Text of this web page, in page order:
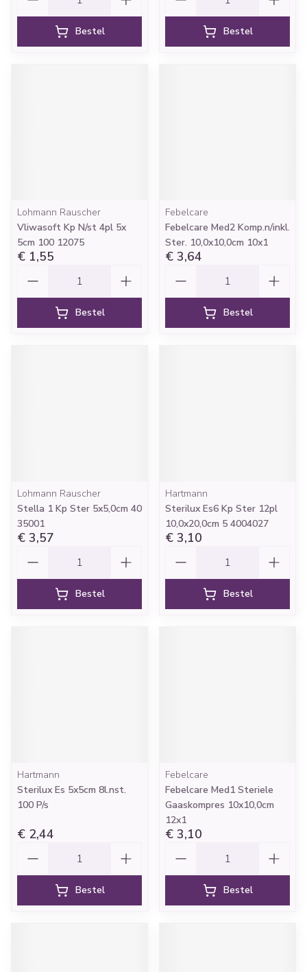
Bestel Bestel
Lohmann Rauscher
Vliwasoft Kp N/st 4pl 5x
5cm 100 12075
€ 1,55
Bestel
Febelcare
Febelcare Med2 Komp.n/inkl.
Ster. 10,0x10,0cm 10x1
€ 3,64
Bestel
Lohmann Rauscher
Stella 1 Kp Ster 5x5,0cm 40
35001
€ 3,57
Bestel
Hartmann
Sterilux Es6 Kp Ster 12pl
10,0x20,0cm 5 4004027
€ 3,10
Bestel
Hartmann
Sterilux Es 5x5cm 8l.nst.
100 P/s
€ 2,44
Bestel
Febelcare
Febelcare Med1 Steriele
Gaaskompres 10x10,0cm
12x1
€ 3,10
Bestel